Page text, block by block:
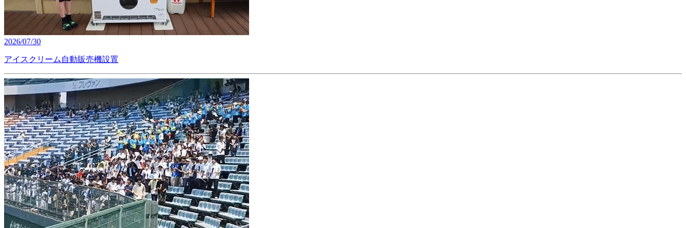
2026/07/30
アイスクリーム自動販売機設置